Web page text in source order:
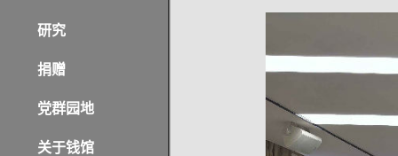
研究
捐赠
党群园地
关于钱馆